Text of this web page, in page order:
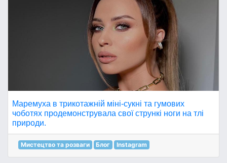
Маремуха в трикотажній міні-сукні та гумових
чоботях продемонструвала свої стрункі ноги на тлі
природи.
Мистецтво та розваги Блог Instagram